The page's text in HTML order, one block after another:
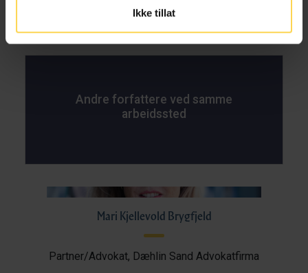
Ikke tillat
Andre forfattere ved samme
arbeidssted
Mari Kjellevold Brygfjeld
Partner/Advokat, Dæhlin Sand Advokatfirma